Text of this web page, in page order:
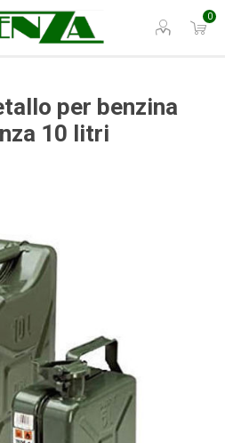
0
per benzina
10 litri